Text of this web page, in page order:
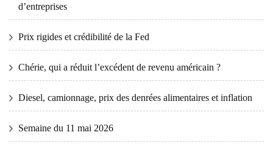
d’entreprises
Prix ​​​​rigides et crédibilité de la Fed
Chérie, qui a réduit l’excédent de revenu américain ?
Diesel, camionnage, prix des denrées alimentaires et inflation
Semaine du 11 mai 2026